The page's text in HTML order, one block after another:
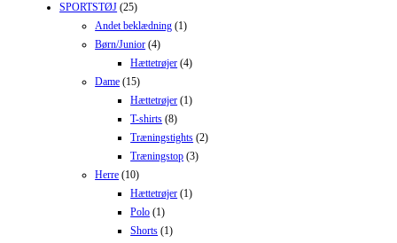
SPORTSTØJ (25)
Andet beklædning (1)
Børn/Junior (4)
Hættetrøjer (4)
Dame (15)
Hættetrøjer (1)
T-shirts (8)
Træningstights (2)
Træningstop (3)
Herre (10)
Hættetrøjer (1)
Polo (1)
Shorts (1)